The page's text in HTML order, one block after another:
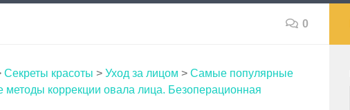
0
Секреты красоты > Уход за лицом > Самые популярные
методы коррекции овала лица. Безоперационная